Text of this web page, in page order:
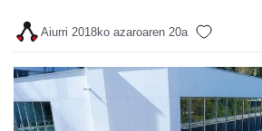
Aiurri 2018ko azaroaren 20a